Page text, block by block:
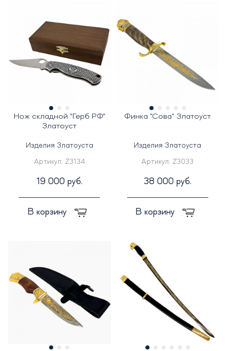
Нож складной "Герб РФ"
Златоуст
Изделия Златоуста
Артикул: Z3134
19 000 руб.
В корзину
Финка "Сова" Златоуст
Изделия Златоуста
Артикул: Z3033
38 000 руб.
В корзину